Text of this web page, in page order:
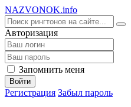
NAZVONOK.info
Авторизация
Запомнить меня
Войти
Регистрация Забыл пароль